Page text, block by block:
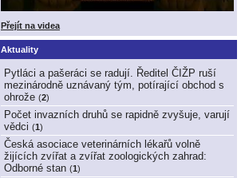
Přejít na videa
Aktuality
Pytláci a pašeráci se radují. Ředitel ČIŽP ruší
mezinárodně uznávaný tým, potírající obchod s
ohrože (2)
Počet invazních druhů se rapidně zvyšuje, varují
vědci (1)
Česká asociace veterinárních lékařů volně
žijících zvířat a zvířat zoologických zahrad:
Odborné stan (1)